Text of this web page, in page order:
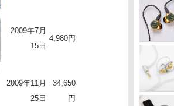
2009年7月
15日
4,980円
2009年11月
25日
34,650
円